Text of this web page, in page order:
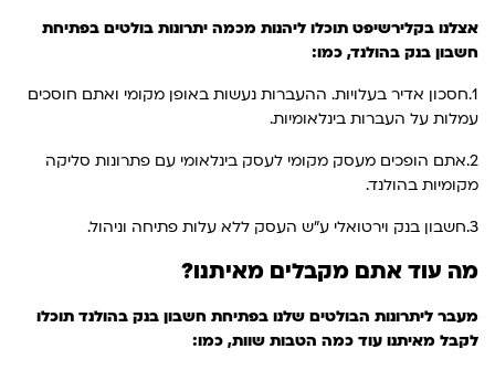
אצלנו בקלירשיפט תוכלו ליהנות מכמה יתרונות בולטים בפתיחת
חשבון בנק בהולנד, כמו:
1.חסכון אדיר בעלויות. ההעברות נעשות באופן מקומי ואתם חוסכים
עמלות על העברות בינלאומיות.
2.אתם הופכים מעסק מקומי לעסק בינלאומי עם פתרונות סליקה
מקומיות בהולנד.
3.חשבון בנק וירטואלי ע"ש העסק ללא עלות פתיחה וניהול.
מה עוד אתם מקבלים מאיתנו?
מעבר ליתרונות הבולטים שלנו בפתיחת חשבון בנק בהולנד תוכלו
לקבל מאיתנו עוד כמה הטבות שוות, כמו: